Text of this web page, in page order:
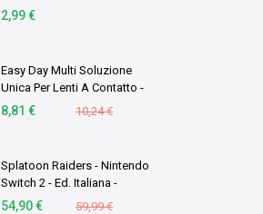
gli Odori, Azione
2,99 €
Easy Day Multi Soluzione
Unica Per Lenti A Contatto -
Duopack 2 X 360 ml
8,81 € 10,24 €
Splatoon Raiders - Nintendo
Switch 2 - Ed. Italiana -
Versione su scheda
54,90 € 59,99 €